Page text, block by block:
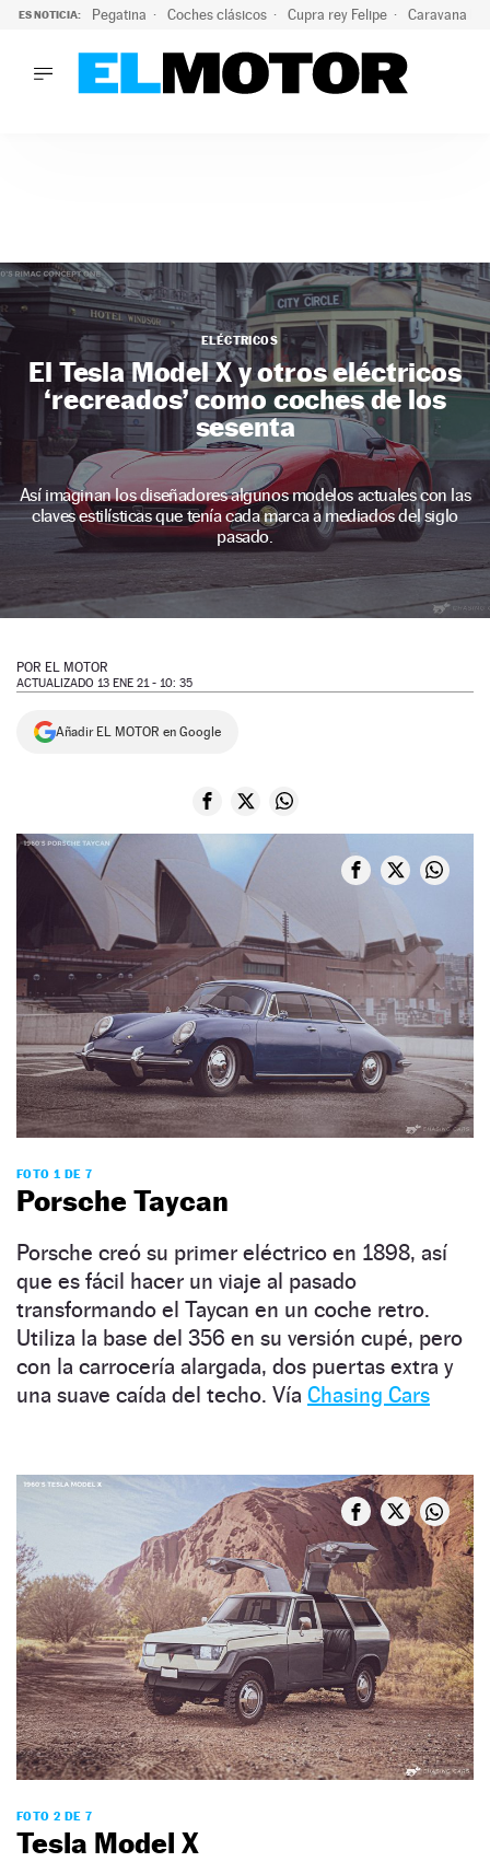
Saltar
al
contenido
ES NOTICIA: Pegatina Coches clásicos Cupra rey Felipe Caravana
VIRALES
PODCAST
MOTOS
TECNOLOGÍA
SUPERCOCHES
MOTORTV
PREMIOS
SERVICIOS
NEWSLETTER
SÍGUENOS
ELÉCTRICOS
El Tesla Model X y otros eléctricos
‘recreados’ como coches de los
sesenta
Así imaginan los diseñadores algunos modelos actuales con las
claves estilísticas que tenía cada marca a mediados del siglo
pasado.
POR EL MOTOR
ACTUALIZADO 13 ENE 21 - 10: 35
Añadir EL MOTOR en Google
FOTO 1 DE 7
Porsche Taycan
Porsche creó su primer eléctrico en 1898, así
que es fácil hacer un viaje al pasado
transformando el Taycan en un coche retro.
Utiliza la base del 356 en su versión cupé, pero
con la carrocería alargada, dos puertas extra y
una suave caída del techo. Vía Chasing Cars
FOTO 2 DE 7
Tesla Model X